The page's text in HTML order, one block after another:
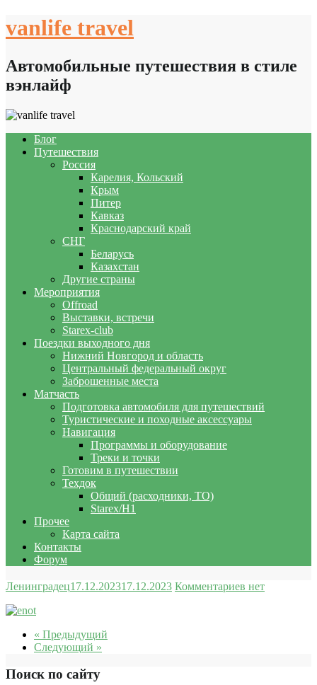
to
vanlife travel
Автомобильные путешествия в стиле
вэнлайф
Блог
Путешествия
Россия
Карелия, Кольский
Крым
Питер
Кавказ
Краснодарский край
СНГ
Беларусь
Казахстан
Другие страны
Мероприятия
Offroad
Выставки, встречи
Starex-club
Поездки выходного дня
Нижний Новгород и область
Центральный федеральный округ
Заброшенные места
Матчасть
Подготовка автомобиля для путешествий
Туристические и походные аксессуары
Навигация
Программы и оборудование
Треки и точки
Готовим в путешествии
Техдок
Общий (расходники, ТО)
Starex/H1
Прочее
Карта сайта
Контакты
Форум
Ленинградец17.12.202317.12.2023 Комментариев нет
« Предыдущий
Следующий »
Поиск по сайту